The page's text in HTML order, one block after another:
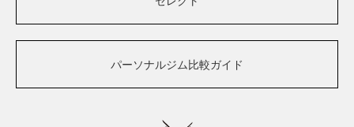
パーソナルジム比較ガイド